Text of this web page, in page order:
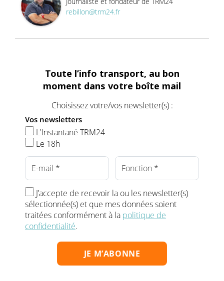
rebillon@trm24.fr
Toute l’info transport, au bon
moment dans votre boîte mail
Choisissez votre/vos newsletter(s) :
Vos newsletters
L'Instantané TRM24
Le 18h
J’accepte de recevoir la ou les newsletter(s)
sélectionnée(s) et que mes données soient
traitées conformément à la politique de
confidentialité.